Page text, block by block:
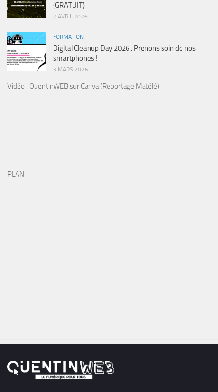
(GRATUIT)
2 AVRIL 2026
FORMATION
Digital Cleanup Day 2026 : Prenons soin de nos
smartphones !
3 MARS 2026
Vidéo : QuentinWEB sur Canva (Reportage Matélé)
PLAN